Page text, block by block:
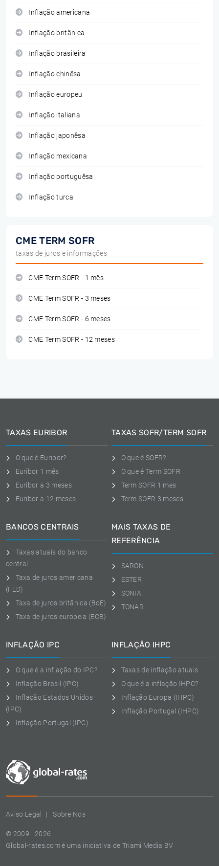
Inflação americana
Inflação britânica
Inflação brasileira
Inflação chinêsa
Inflação europeu
Inflação italiana
Inflação japonêsa
Inflação mexicana
Inflação portuguêsa
Inflação turca
CME TERM SOFR
taxas de juros e informações
CME Term SOFR - 1 mês
CME Term SOFR - 3 meses
CME Term SOFR - 6 meses
CME Term SOFR - 12 meses
Aviso Legal Sobre Nos
© 2009 - 2026
Global-rates.com é uma iniciativa de Triami Media BV
TAXAS EURIBOR
O que é Euribor?
Euribor 1 mês
Euribor a 3 meses
Euribor a 12 meses
TAXAS SOFR/TERM SOFR
O que é SOFR?
O que é Term SOFR
Term SOFR 1 mes
Term SOFR 3 meses
BANCOS CENTRAIS
Taxas atuais do banco
central
Taxa de juros americana
(FED)
Taxa de juros britânica (BoE)
Taxa de juros europeia (ECB)
MAIS TAXAS DE
REFERÊNCIA
SARON
ESTER
SONIA
TONAR
INFLAÇÃO IPC
O que é a inflação do IPC?
Inflação Brasil (IPC)
Inflação Estados Unidos
(IPC)
Inflação Portugal (IPC)
INFLAÇÃO IHPC
Taxas de inflação atuais
O que é a inflação IHPC?
Inflação Europa (IHPC)
Inflação Portugal (IHPC)